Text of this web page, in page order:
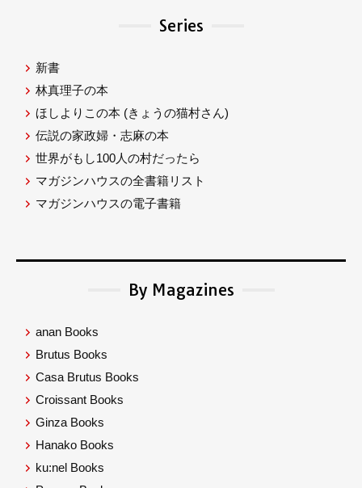
Series
新書
林真理子の本
ほしよりこの本 (きょうの猫村さん)
伝説の家政婦・志麻の本
世界がもし100人の村だったら
マガジンハウスの全書籍リスト
マガジンハウスの電子書籍
By Magazines
anan Books
Brutus Books
Casa Brutus Books
Croissant Books
Ginza Books
Hanako Books
ku:nel Books